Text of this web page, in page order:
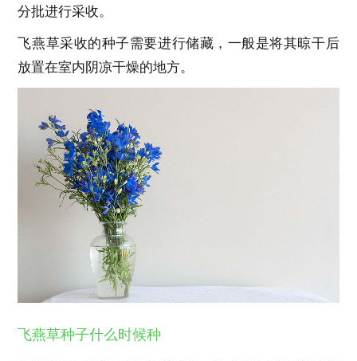
分批进行采收。
飞燕草采收的种子需要进行储藏，一般是将其晾干后
放置在室内阴凉干燥的地方。
飞燕草种子什么时候种